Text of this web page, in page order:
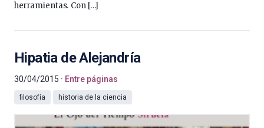
herramientas. Con […]
Hipatia de Alejandría
30/04/2015 Entre páginas
filosofía historia de la ciencia